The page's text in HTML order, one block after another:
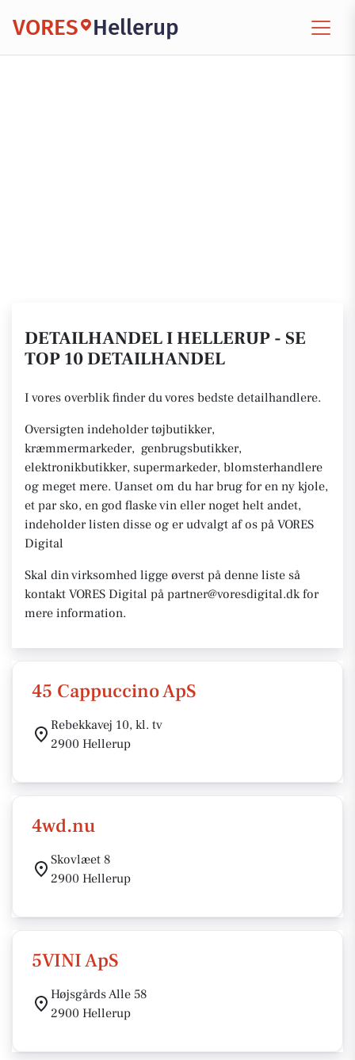
VORES Hellerup
DETAILHANDEL I HELLERUP - SE
TOP 10 DETAILHANDEL
I vores overblik finder du vores bedste detailhandlere.
Oversigten indeholder tøjbutikker,
kræmmermarkeder, genbrugsbutikker,
elektronikbutikker, supermarkeder, blomsterhandlere
og meget mere. Uanset om du har brug for en ny kjole,
et par sko, en god flaske vin eller noget helt andet,
indeholder listen disse og er udvalgt af os på VORES
Digital
Skal din virksomhed ligge øverst på denne liste så
kontakt VORES Digital på partner@voresdigital.dk for
mere information.
45 Cappuccino ApS
Rebekkavej 10, kl. tv
2900 Hellerup
4wd.nu
Skovlæet 8
2900 Hellerup
5VINI ApS
Højsgårds Alle 58
2900 Hellerup